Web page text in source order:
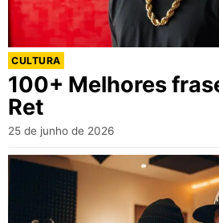
CULTURA
100+ Melhores
Ret
25 de junho de 2026